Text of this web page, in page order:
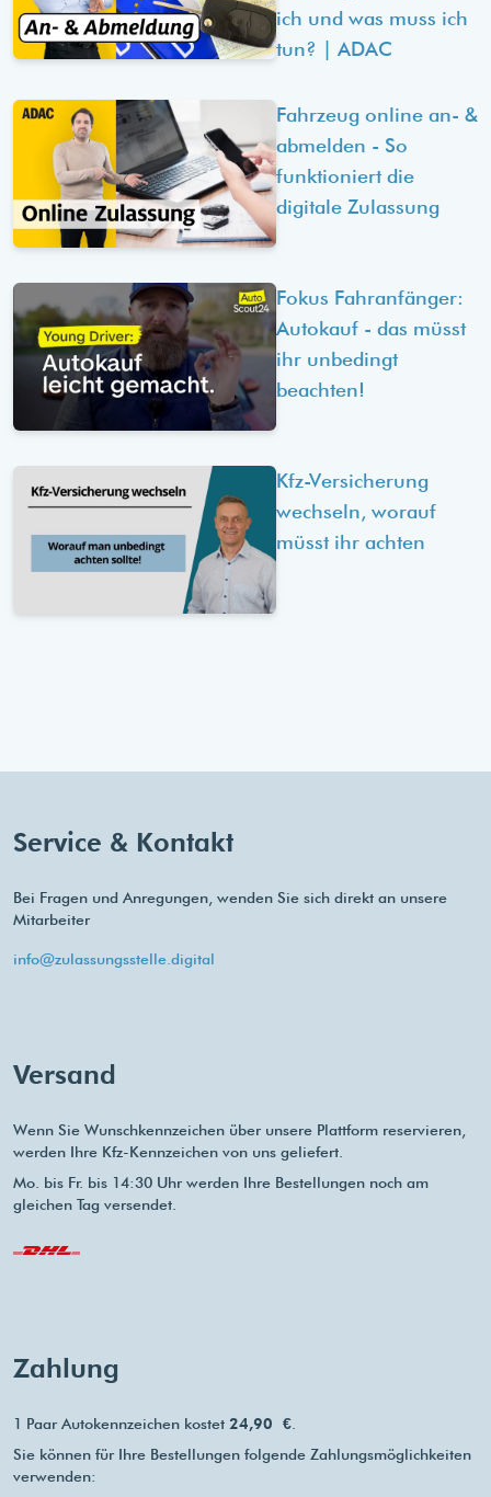
ich und was muss ich
tun? | ADAC
Fahrzeug online an- &
abmelden - So
funktioniert die
digitale Zulassung
Fokus Fahranfänger:
Autokauf - das müsst
ihr unbedingt
beachten!
Kfz-Versicherung
wechseln, worauf
müsst ihr achten
Service & Kontakt
Bei Fragen und Anregungen, wenden Sie sich direkt an unsere
Mitarbeiter
info@zulassungsstelle.digital
Versand
Wenn Sie Wunschkennzeichen über unsere Plattform reservieren,
werden Ihre Kfz-Kennzeichen von uns geliefert.
Mo. bis Fr. bis 14:30 Uhr werden Ihre Bestellungen noch am
gleichen Tag versendet.
Zahlung
1 Paar Autokennzeichen kostet 24,90 €
Sie können für Ihre Bestellungen folgende Zahlungsmöglichkeiten
verwenden: